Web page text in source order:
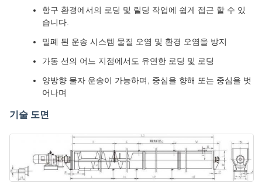
항구 환경에서의 로딩 및 릴딩 작업에 쉽게 접근 할 수 있
습니다.
밀폐 된 운송 시스템 물질 오염 및 환경 오염을 방지
가동 선의 어느 지점에서도 유연한 로딩 및 로딩
양방향 물자 운송이 가능하며, 중심을 향해 또는 중심을 벗
어나며
기술 도면